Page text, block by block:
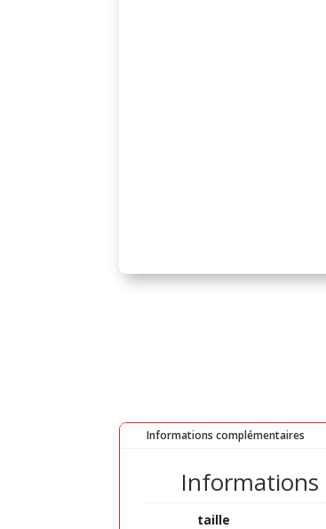
Informations complémentaires
Informations
taille